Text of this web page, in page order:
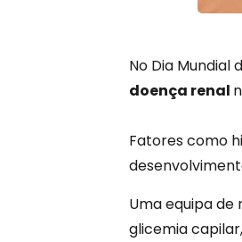
No Dia Mundial
doença renal
Fatores como
Uma equipa
glicemia